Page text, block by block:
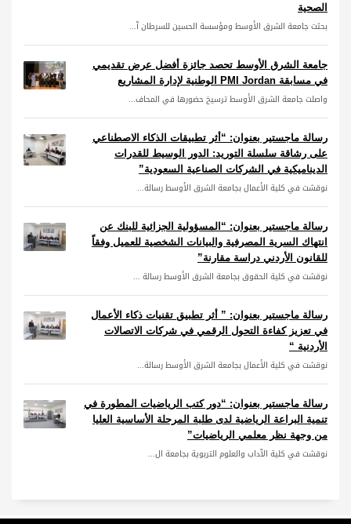
الصحية
بحثت جامعة الشرق الأوسط ومؤسسة الحسين للسرطان آ...
جامعة الشرق الأوسط تحصد جائزة أفضل عرض تقديمي
في مسابقة PMI Jordan الوطنية لإدارة المشاريع
واصلت جامعة الشرق الأوسط ترسيخ حضورها في المحاف...
رسالة ماجستير بعنوان: “أثر تطبيقات الذكاء الاصطناعي
على رشاقة سلسلة التوريد: الدور الوسيط للقدرات
الديناميكية في الشركات الصناعية السعودية”
نوقشت في كلية الأعمال بجامعة الشرق الأوسط رسالة...
رسالة ماجستير بعنوان: “المسؤولية الجزائية للبنك عن
انتهاك السرية المصرفية والبيانات الشخصية للعميل وفقاً
للقانون الأردني دراسة مقارنة”
نوقشت في كلية الحقوق بجامعة الشرق الأوسط رسالة ...
رسالة ماجستير بعنوان: ” أثر تطبيق تقنيات ذكاء الأعمال
في تعزيز كفاءة التحول الرقمي في شركات الاتصالات
الأردنية “
نوقشت في كلية الأعمال بجامعة الشرق الأوسط رسالة...
رسالة ماجستير بعنوان: “دور كتب الرياضيات المطورة في
تنمية البراعة الرياضية لدى طلبة المرحلة الأساسية العليا
من وجهة نظر معلمي الرياضيات”
نوقشت في كلية الآداب والعلوم التربوية بجامعة ال...